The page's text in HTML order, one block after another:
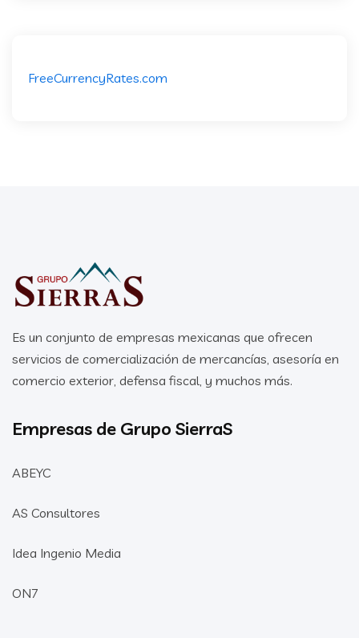
FreeCurrencyRates.com
Es un conjunto de empresas mexicanas que ofrecen
servicios de comercialización de mercancías, asesoría en
comercio exterior, defensa fiscal, y muchos más.
Empresas de Grupo SierraS
ABEYC
AS Consultores
Idea Ingenio Media
ON7